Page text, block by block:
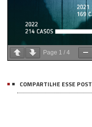
Page 1 / 4
COMPARTILHE ESSE POST